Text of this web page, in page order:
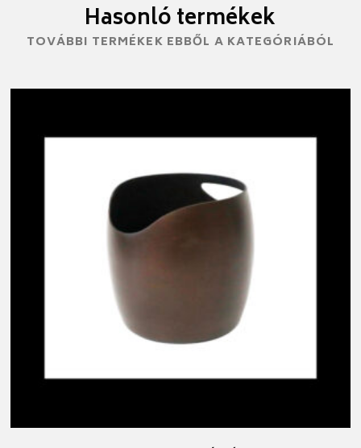
Hasonló termékek
TOVÁBBI TERMÉKEK EBBŐL A KATEGÓRIÁBÓL